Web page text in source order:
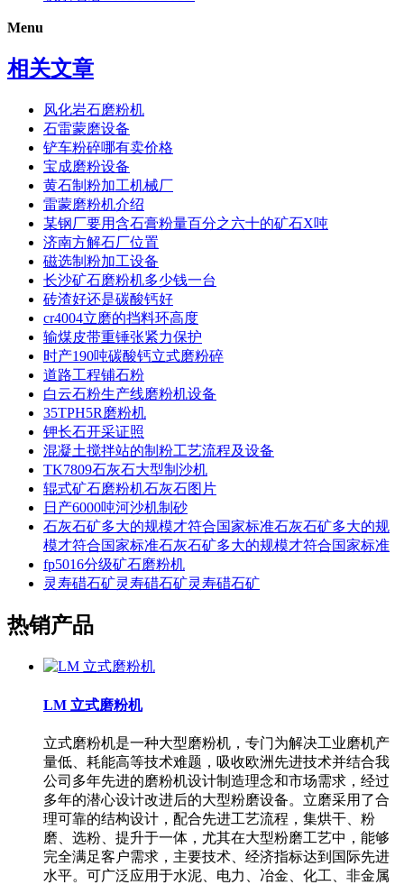
Menu
相关文章
风化岩石磨粉机
石雷蒙磨设备
铲车粉碎哪有卖价格
宝成磨粉设备
黄石制粉加工机械厂
雷蒙磨粉机介绍
某钢厂要用含石膏粉量百分之六十的矿石X吨
济南方解石厂位置
磁选制粉加工设备
长沙矿石磨粉机多少钱一台
砖渣好还是碳酸钙好
cr4004立磨的挡料环高度
输煤皮带重锤张紧力保护
时产190吨碳酸钙立式磨粉碎
道路工程铺石粉
白云石粉生产线磨粉机设备
35TPH5R磨粉机
钾长石开采证照
混凝土搅拌站的制粉工艺流程及设备
TK7809石灰石大型制沙机
辊式矿石磨粉机石灰石图片
日产6000吨河沙机制砂
石灰石矿多大的规模才符合国家标准石灰石矿多大的规
模才符合国家标准石灰石矿多大的规模才符合国家标准
fp5016分级矿石磨粉机
灵寿碏石矿灵寿碏石矿灵寿碏石矿
热销产品
LM 立式磨粉机
立式磨粉机是一种大型磨粉机，专门为解决工业磨机产
量低、耗能高等技术难题，吸收欧洲先进技术并结合我
公司多年先进的磨粉机设计制造理念和市场需求，经过
多年的潜心设计改进后的大型粉磨设备。立磨采用了合
理可靠的结构设计，配合先进工艺流程，集烘干、粉
磨、选粉、提升于一体，尤其在大型粉磨工艺中，能够
完全满足客户需求，主要技术、经济指标达到国际先进
水平。可广泛应用于水泥、电力、冶金、化工、非金属